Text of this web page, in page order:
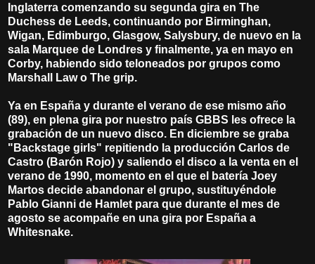
Inglaterra comenzando su segunda gira en The
Duchess de Leeds, continuando por Birminghan,
Wigan, Edimburgo, Glasgow, Salysbury, de nuevo en la
sala Marquee de Londres y finalmente, ya en mayo en
Corby, habiendo sido teloneados por grupos como
Marshall Law o The grip.
Ya en España y durante el verano de ese mismo año
(89), en plena gira por nuestro país GBBS les ofrece la
grabación de un nuevo disco. En diciembre se graba
"Backstage girls" repitiendo la producción Carlos de
Castro (Barón Rojo) y saliendo el disco a la venta en el
verano de 1990, momento en el que el batería Joey
Martos decide abandonar el grupo, sustituyéndole
Pablo Gianni de Hamlet para que durante el mes de
agosto se acompañe en una gira por España a
Whitesnake.